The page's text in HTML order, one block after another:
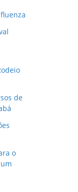
de
o